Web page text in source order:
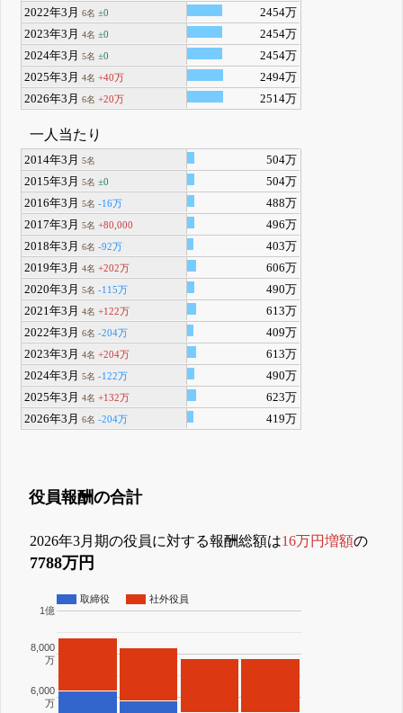
2022年3月6名 ±0
2454万
2023年3月4名 ±0
2454万
2024年3月5名 ±0
2454万
2025年3月4名 +40万
2494万
2026年3月6名 +20万 2514万
一人当たり
2014年3月5名
504万
2015年3月5名 ±0
504万
2016年3月5名 -16万
488万
2017年3月5名 +80,000
496万
2018年3月6名 -92万
403万
2019年3月4名 +202万
606万
2020年3月5名 -115万
490万
2021年3月4名 +122万
613万
2022年3月6名 -204万
409万
2023年3月4名 +204万
613万
2024年3月5名 -122万
490万
2025年3月4名 +132万
623万
2026年3月6名 -204万 419万
役員報酬の合計
2026年3月期の役員に対する報酬総額は16万円増額の
7788万円
取締役 社外役員
6,000
万
8,000
万
1億